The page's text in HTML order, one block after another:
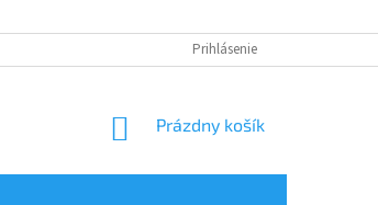
Prihlásenie
NÁKUPNÝ
Prázdny košík